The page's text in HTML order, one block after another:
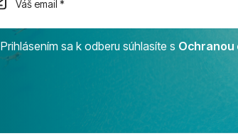
Magic Life
svedomím
bezstarostnú
úrovni. Všetko bolo
tešíme, kam s nami
Ďakujeme za skvelé
pozdravom a
Prihlásením sa k odberu súhlasíte s Ochranou